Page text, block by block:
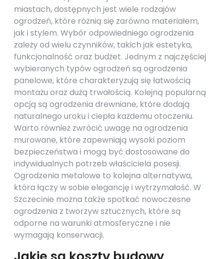
miastach, dostępnych jest wiele rodzajów
ogrodzeń, które różnią się zarówno materiałem,
jak i stylem. Wybór odpowiedniego ogrodzenia
zależy od wielu czynników, takich jak estetyka,
funkcjonalność oraz budżet. Jednym z najczęściej
wybieranych typów ogrodzeń są ogrodzenia
panelowe, które charakteryzują się łatwością
montażu oraz dużą trwałością. Kolejną popularną
opcją są ogrodzenia drewniane, które dodają
naturalnego uroku i ciepła każdemu otoczeniu.
Warto również zwrócić uwagę na ogrodzenia
murowane, które zapewniają wysoki poziom
bezpieczeństwa i mogą być dostosowane do
indywidualnych potrzeb właściciela posesji.
Ogrodzenia metalowe to kolejna alternatywa,
która łączy w sobie elegancję i wytrzymałość. W
Szczecinie można także spotkać nowoczesne
ogrodzenia z tworzyw sztucznych, które są
odporne na warunki atmosferyczne i nie
wymagają konserwacji.